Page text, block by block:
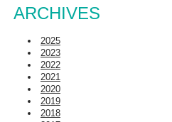
ARCHIVES
2025
2023
2022
2021
2020
2019
2018